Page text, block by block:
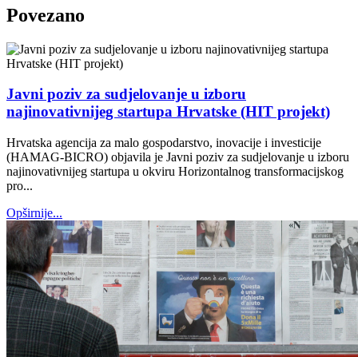
Povezano
Javni poziv za sudjelovanje u izboru
najinovativnijeg startupa Hrvatske (HIT projekt)
Hrvatska agencija za malo gospodarstvo, inovacije i investicije
(HAMAG-BICRO) objavila je Javni poziv za sudjelovanje u izboru
najinovativnijeg startupa u okviru Horizontalnog transformacijskog
pro...
Opširnije...